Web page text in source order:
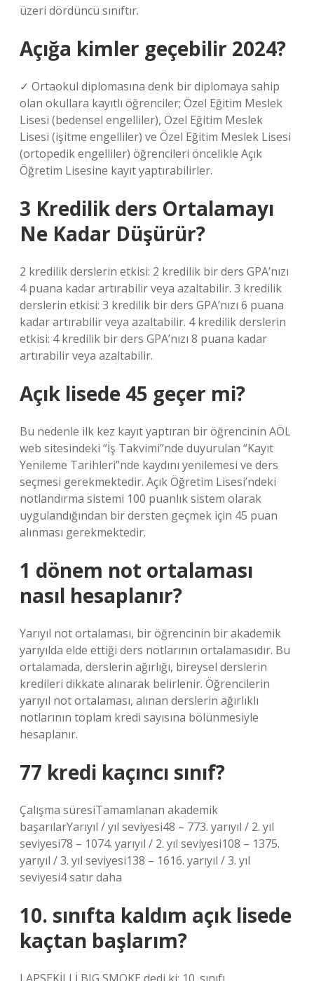
üzeri dördüncü sınıftır.
Açığa kimler geçebilir 2024?
✓ Ortaokul diplomasına denk bir diplomaya sahip
olan okullara kayıtlı öğrenciler; Özel Eğitim Meslek
Lisesi (bedensel engelliler), Özel Eğitim Meslek
Lisesi (işitme engelliler) ve Özel Eğitim Meslek Lisesi
(ortopedik engelliler) öğrencileri öncelikle Açık
Öğretim Lisesine kayıt yaptırabilirler.
3 Kredilik ders Ortalamayı
Ne Kadar Düşürür?
2 kredilik derslerin etkisi: 2 kredilik bir ders GPA’nızı
4 puana kadar artırabilir veya azaltabilir. 3 kredilik
derslerin etkisi: 3 kredilik bir ders GPA’nızı 6 puana
kadar artırabilir veya azaltabilir. 4 kredilik derslerin
etkisi: 4 kredilik bir ders GPA’nızı 8 puana kadar
artırabilir veya azaltabilir.
Açık lisede 45 geçer mi?
Bu nedenle ilk kez kayıt yaptıran bir öğrencinin AÖL
web sitesindeki “İş Takvimi”nde duyurulan “Kayıt
Yenileme Tarihleri”nde kaydını yenilemesi ve ders
seçmesi gerekmektedir. Açık Öğretim Lisesi’ndeki
notlandırma sistemi 100 puanlık sistem olarak
uygulandığından bir dersten geçmek için 45 puan
alınması gerekmektedir.
1 dönem not ortalaması
nasıl hesaplanır?
Yarıyıl not ortalaması, bir öğrencinin bir akademik
yarıyılda elde ettiği ders notlarının ortalamasıdır. Bu
ortalamada, derslerin ağırlığı, bireysel derslerin
kredileri dikkate alınarak belirlenir. Öğrencilerin
yarıyıl not ortalaması, alınan derslerin ağırlıklı
notlarının toplam kredi sayısına bölünmesiyle
hesaplanır.
77 kredi kaçıncı sınıf?
Çalışma süresiTamamlanan akademik
başarılarYarıyıl / yıl seviyesi48 – 773. yarıyıl / 2. yıl
seviyesi78 – 1074. yarıyıl / 2. yıl seviyesi108 – 1375.
yarıyıl / 3. yıl seviyesi138 – 1616. yarıyıl / 3. yıl
seviyesi4 satır daha
10. sınıfta kaldım açık lisede
kaçtan başlarım?